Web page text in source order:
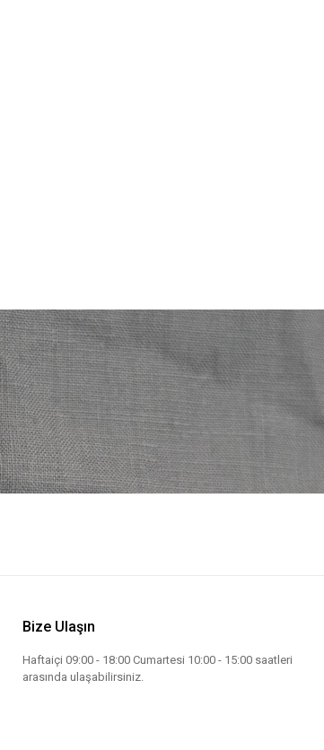
Bize Ulaşın
Haftaiçi 09:00 - 18:00 Cumartesi 10:00 - 15:00 saatleri
arasında ulaşabilirsiniz.